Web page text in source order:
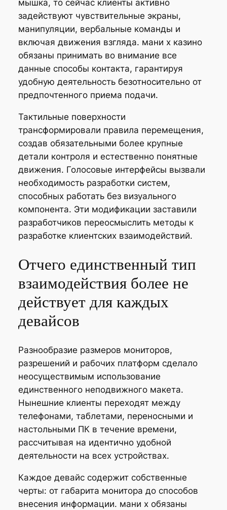
мышка, то сейчас клиенты активно
задействуют чувствительные экраны,
манипуляции, вербальные команды и
включая движения взгляда. мани х казино
обязаны принимать во внимание все
данные способы контакта, гарантируя
удобную деятельность безотносительно от
предпочтенного приема подачи.
Тактильные поверхности
трансформировали правила перемещения,
создав обязательными более крупные
детали контроля и естественно понятные
движения. Голосовые интерфейсы вызвали
необходимость разработки систем,
способных работать без визуального
компонента. Эти модификации заставили
разработчиков переосмыслить методы к
разработке клиентских взаимодействий.
Отчего единственный тип
взаимодействия более не
действует для каждых
девайсов
Разнообразие размеров мониторов,
разрешений и рабочих платформ сделало
неосуществимым использование
единственного неподвижного макета.
Нынешние клиенты переходят между
телефонами, таблетами, переносными и
настольными ПК в течение времени,
рассчитывая на идентично удобной
деятельности на всех устройствах.
Каждое девайс содержит собственные
черты: от габарита монитора до способов
внесения информации. мани х обязаны